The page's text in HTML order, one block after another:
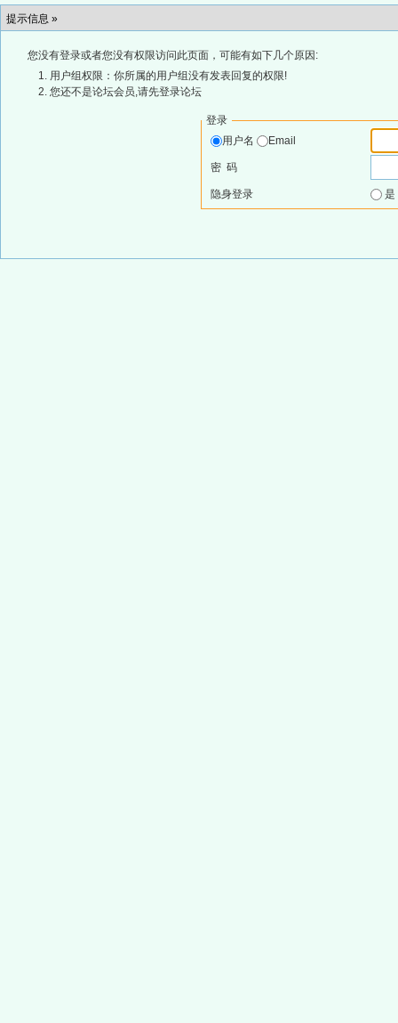
提示信息 »
您没有登录或者您没有权限访问此页面，可能有如下几个原因:
用户组权限：你所属的用户组没有发表回复的权限!
您还不是论坛会员,请先登录论坛
登录
用户名
Email
密 码
隐身登录